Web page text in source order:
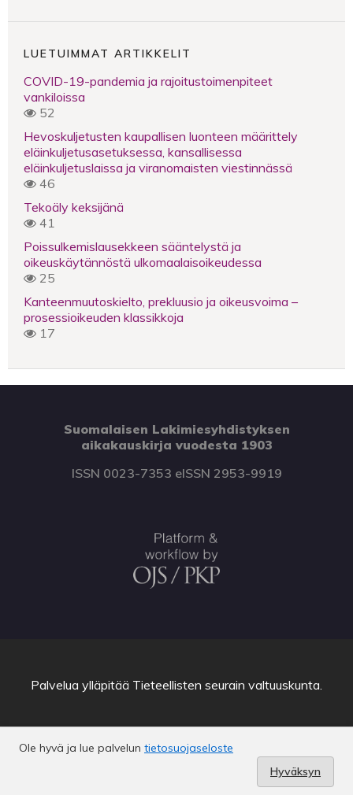
LUETUIMMAT ARTIKKELIT
COVID-19-pandemia ja rajoitustoimenpiteet
vankiloissa
52
Hevoskuljetusten kaupallisen luonteen määrittely
eläinkuljetusasetuksessa, kansallisessa
eläinkuljetuslaissa ja viranomaisten viestinnässä
46
Tekoäly keksijänä
41
Poissulkemislausekkeen sääntelystä ja
oikeuskäytännöstä ulkomaalaisoikeudessa
25
Kanteenmuutoskielto, prekluusio ja oikeusvoima –
prosessioikeuden klassikkoja
17
Suomalaisen Lakimiesyhdistyksen
aikakauskirja vuodesta 1903
ISSN 0023-7353 eISSN 2953-9919
Ole hyvä ja lue palvelun tietosuojaseloste
Hyväksyn
Palvelua ylläpitää Tieteellisten seurain valtuuskunta.